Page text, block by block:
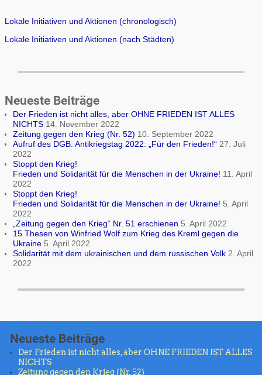
Lokale Initiativen und Aktionen (chronologisch)
Lokale Initiativen und Aktionen (nach Städten)
Neueste Beiträge
Der Frieden ist nicht alles, aber OHNE FRIEDEN IST ALLES
NICHTS 14. November 2022
Zeitung gegen den Krieg (Nr. 52) 10. September 2022
Aufruf des DGB: Antikriegstag 2022: „Für den Frieden!“ 27. Juli
2022
Stoppt den Krieg!
Frieden und Solidarität für die Menschen in der Ukraine! 11. April
2022
Stoppt den Krieg!
Frieden und Solidarität für die Menschen in der Ukraine! 5. April
2022
„Zeitung gegen den Krieg“ Nr. 51 erschienen 5. April 2022
15 Thesen von Winfried Wolf zum Krieg des Kreml gegen die
Ukraine 5. April 2022
Solidarität mit dem ukrainischen und dem russischen Volk 2. April
2022
Neueste Beiträge
Der Frieden ist nicht alles, aber OHNE FRIEDEN IST ALLES
NICHTS
Zeitung gegen den Krieg (Nr. 52)